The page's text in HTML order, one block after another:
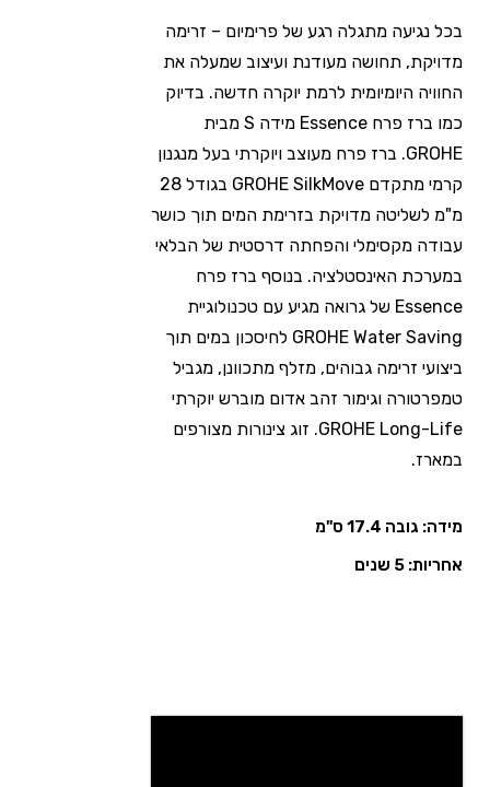
בכל נגיעה מתגלה רגע של פרימיום – זרימה
מדויקת, תחושה מעודנת ועיצוב שמעלה את
החוויה היומיומית לרמת יוקרה חדשה. בדיוק
כמו ברז פרח Essence מידה S מבית
GROHE. ברז פרח מעוצב ויוקרתי בעל מנגנון
קרמי מתקדם GROHE SilkMove‏ בגודל 28
מ"מ לשליטה מדויקת בזרימת המים תוך כושר
עבודה מקסימלי והפחתה דרסטית של הבלאי
במערכת האינסטלציה. בנוסף ברז פרח
Essence של גרואה מגיע עם טכנולוגיית
GROHE Water Saving לחיסכון במים תוך
ביצועי זרימה גבוהים, מזלף מתכוונן, מגביל
טמפרטורה וגימור זהב אדום מוברש יוקרתי
GROHE Long-Life. זוג צינורות מצורפים
במארז.
מידה: גובה 17.4 ס"מ
אחריות: 5 שנים